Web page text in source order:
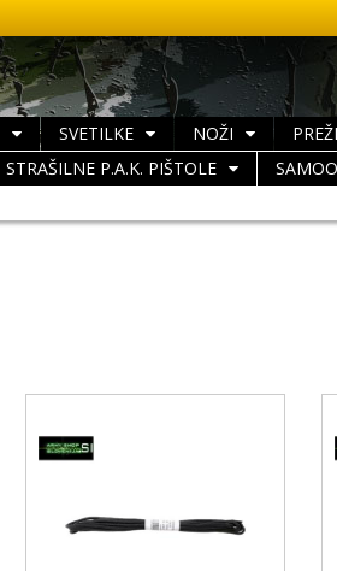
SVETILKE NOŽI
STRAŠILNE P.A.K. PIŠTOLE